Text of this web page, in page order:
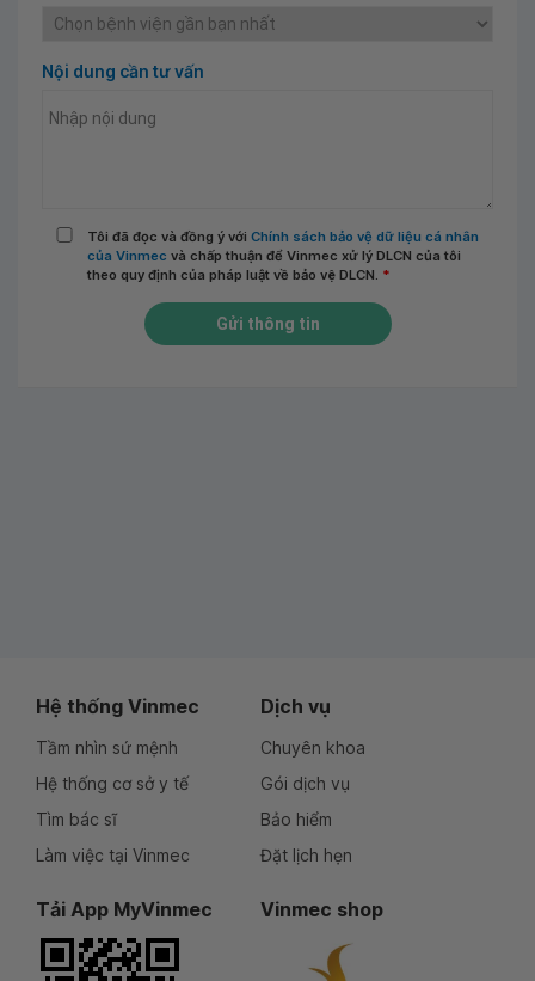
Nội dung cần tư vấn
Tôi đã đọc và đồng ý với Chính sách bảo vệ dữ liệu cá nhân
của Vinmec và chấp thuận để Vinmec xử lý DLCN của tôi
theo quy định của pháp luật về bảo vệ DLCN. *
Gửi thông tin
Hệ thống Vinmec
Tầm nhìn sứ mệnh
Hệ thống cơ sở y tế
Tìm bác sĩ
Làm việc tại Vinmec
Dịch vụ
Chuyên khoa
Gói dịch vụ
Bảo hiểm
Đặt lịch hẹn
Tải App MyVinmec Vinmec shop